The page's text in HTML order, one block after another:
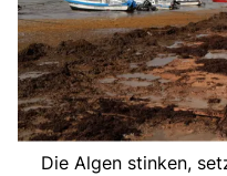
Die Algen stinken,